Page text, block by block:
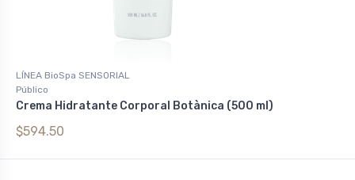
LÍNEA BioSpa SENSORIAL
Público
Crema Hidratante Corporal Botànica (500 ml)
$594.50